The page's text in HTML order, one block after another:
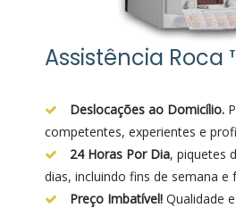
Assistência Roca
Deslocações ao Domicílio.
competentes, experientes e
24 Horas Por Dia, piquetes
dias, incluindo fins de semana e
Preço Imbatível! Qualidade